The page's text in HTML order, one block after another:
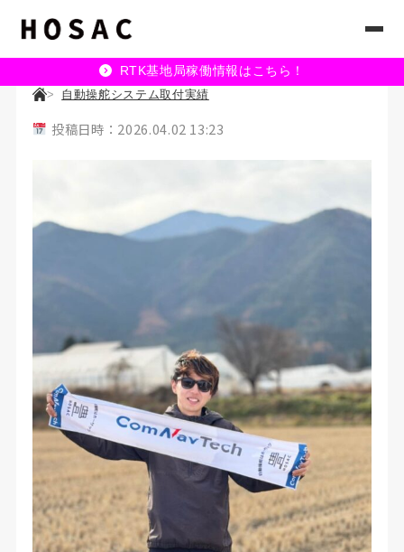
RTK基地局稼働情報はこちら！
自動操舵システム取付実績
投稿日時：2026.04.02 13:23